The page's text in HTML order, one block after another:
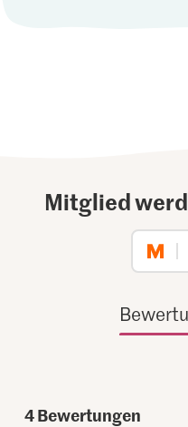
Mitglied
4Bewertungen